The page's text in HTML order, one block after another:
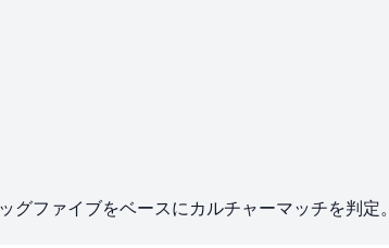
ファイブをベースにカルチャーマッチを判定。